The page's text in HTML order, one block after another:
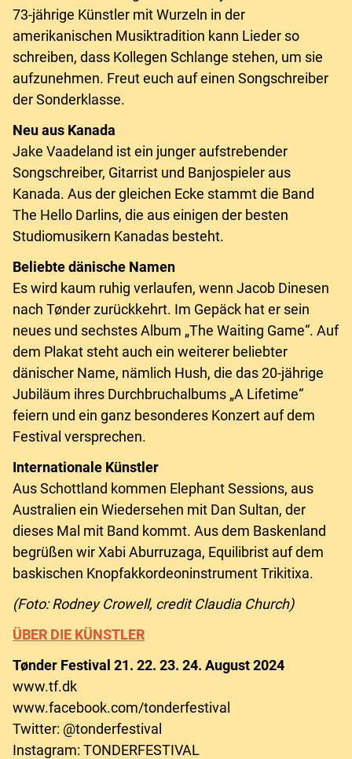
73-jährige Künstler mit Wurzeln in der
amerikanischen Musiktradition kann Lieder so
schreiben, dass Kollegen Schlange stehen, um sie
aufzunehmen. Freut euch auf einen Songschreiber
der Sonderklasse.
Neu aus Kanada
Jake Vaadeland ist ein junger aufstrebender
Songschreiber, Gitarrist und Banjospieler aus
Kanada. Aus der gleichen Ecke stammt die Band
The Hello Darlins, die aus einigen der besten
Studiomusikern Kanadas besteht.
Beliebte dänische Namen
Es wird kaum ruhig verlaufen, wenn Jacob Dinesen
nach Tønder zurückkehrt. Im Gepäck hat er sein
neues und sechstes Album „The Waiting Game“. Auf
dem Plakat steht auch ein weiterer beliebter
dänischer Name, nämlich Hush, die das 20-jährige
Jubiläum ihres Durchbruchalbums „A Lifetime“
feiern und ein ganz besonderes Konzert auf dem
Festival versprechen.
Internationale Künstler
Aus Schottland kommen Elephant Sessions, aus
Australien ein Wiedersehen mit Dan Sultan, der
dieses Mal mit Band kommt. Aus dem Baskenland
begrüßen wir Xabi Aburruzaga, Equilibrist auf dem
baskischen Knopfakkordeoninstrument Trikitixa.
(Foto: Rodney Crowell, credit Claudia Church)
ÜBER DIE KÜNSTLER
Tønder Festival 21. 22. 23. 24. August 2024
www.tf.dk
www.facebook.com/tonderfestival
Twitter: @tonderfestival
Instagram: TONDERFESTIVAL